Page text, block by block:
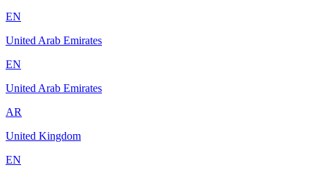
EN
United Arab Emirates
EN
United Arab Emirates
AR
United Kingdom
EN